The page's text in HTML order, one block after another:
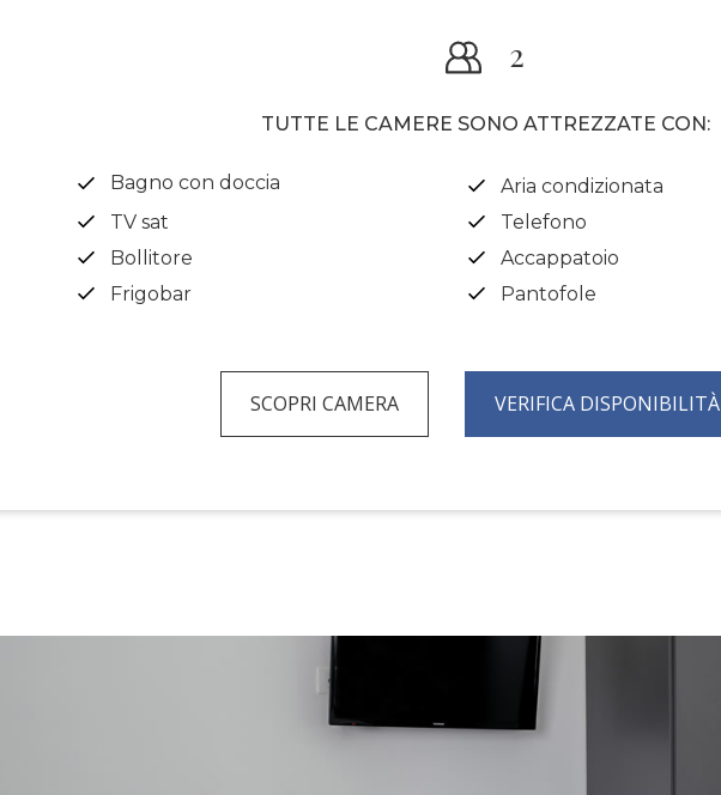
2
TUTTE LE CAMERE SONO ATTREZZATE CON:
Bagno con doccia
Aria condizionata
TV sat
Telefono
Bollitore
Accappatoio
Frigobar
Pantofole
SCOPRI CAMERA VERIFICA DISPONIBILITÀ